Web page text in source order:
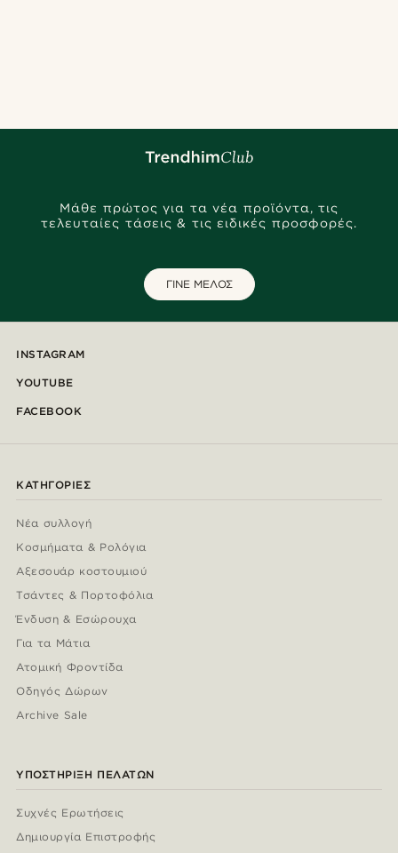
Μάθε πρώτος για τα νέα προϊόντα, τις
τελευταίες τάσεις & τις ειδικές προσφορές.
ΓΙΝΕ ΜΕΛΟΣ
INSTAGRAM
YOUTUBE
FACEBOOK
ΚΑΤΗΓΟΡΊΕΣ
Νέα συλλογή
Κοσμήματα & Ρολόγια
Αξεσουάρ κοστουμιού
Τσάντες & Πορτοφόλια
Ένδυση & Εσώρουχα
Για τα Μάτια
Ατομική Φροντίδα
Οδηγός Δώρων
Archive Sale
ΥΠΟΣΤΉΡΙΞΗ ΠΕΛΑΤΏΝ
Συχνές Ερωτήσεις
Δημιουργία Επιστροφής